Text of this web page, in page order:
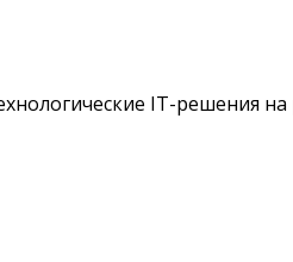
IT-решения на